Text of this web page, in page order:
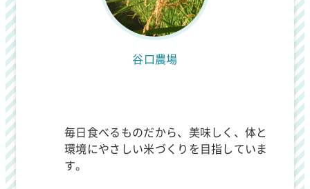
谷口農場
毎日食べるものだから、美味しく、体と
環境にやさしい米づくりを目指していま
す。